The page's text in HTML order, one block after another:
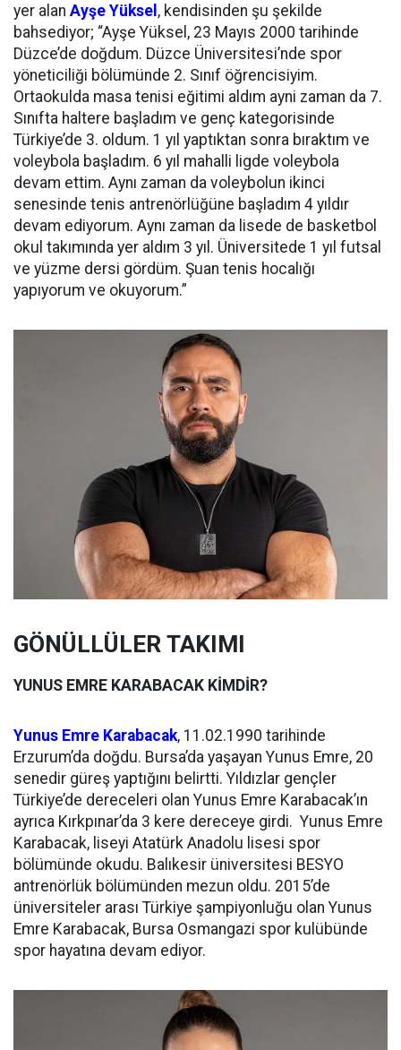
yer alan Ayşe Yüksel , kendisinden şu şekilde
bahsediyor; “Ayşe Yüksel, 23 Mayıs 2000 tarihinde
Düzce’de doğdum. Düzce Üniversitesi’nde spor
yöneticiliği bölümünde 2. Sınıf öğrencisiyim.
Ortaokulda masa tenisi eğitimi aldım ayni zaman da 7.
Sınıfta haltere başladım ve genç kategorisinde
Türkiye’de 3. oldum. 1 yıl yaptıktan sonra bıraktım ve
voleybola başladım. 6 yıl mahalli ligde voleybola
devam ettim. Aynı zaman da voleybolun ikinci
senesinde tenis antrenörlüğüne başladım 4 yıldır
devam ediyorum. Aynı zaman da lisede de basketbol
okul takımında yer aldım 3 yıl. Üniversitede 1 yıl futsal
ve yüzme dersi gördüm. Şuan tenis hocalığı
yapıyorum ve okuyorum.”
GÖNÜLLÜLER TAKIMI
YUNUS EMRE KARABACAK KİMDİR?
Yunus Emre Karabacak, 11.02.1990 tarihinde
Erzurum’da doğdu. Bursa’da yaşayan Yunus Emre, 20
senedir güreş yaptığını belirtti. Yıldızlar gençler
Türkiye’de dereceleri olan Yunus Emre Karabacak’ın
ayrıca Kırkpınar’da 3 kere dereceye girdi. Yunus Emre
Karabacak, liseyi Atatürk Anadolu lisesi spor
bölümünde okudu. Balıkesir üniversitesi BESYO
antrenörlük bölümünden mezun oldu. 2015’de
üniversiteler arası Türkiye şampiyonluğu olan Yunus
Emre Karabacak, Bursa Osmangazi spor kulübünde
spor hayatına devam ediyor.